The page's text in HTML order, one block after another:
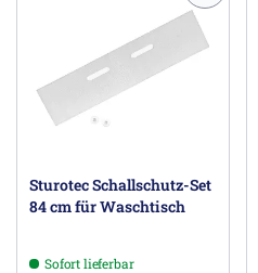
Sturotec Schallschutz-Set
84 cm für Waschtisch
Sofort lieferbar